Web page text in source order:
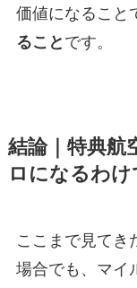
価値になること
ること です。
結論｜特典航
ロになるわ
ここまで見てき
場合でも、マイ